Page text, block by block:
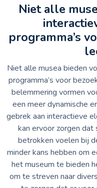
Niet alle
programma’s
Niet alle musea bieden
programma’s voor
belemmering vormen
een meer dynamische
gebrek aan interactieve
kan ervoor zorgen dat
betrokken voelen bij
minder kans hebben om
het museum te bieden
om te streven naar